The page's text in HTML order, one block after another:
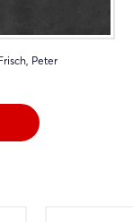
Peter